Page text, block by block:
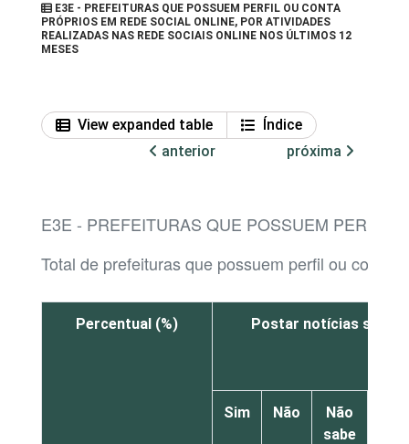
E3E - PREFEITURAS QUE POSSUEM PERFIL OU CONTA
PRÓPRIOS EM REDE SOCIAL ONLINE, POR ATIVIDADES
REALIZADAS NAS REDE SOCIAIS ONLINE NOS ÚLTIMOS 12
MESES
View expanded table
Índice
anterior
próxima
E3E - PREFEITURAS QUE POSSUEM PERFIL
Total de prefeituras que possuem perfil ou conta
Percentual (%) Postar notícias sobre
Sim Não
Não
sabe